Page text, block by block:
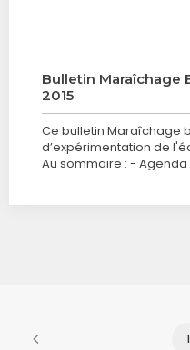
Bulletin Maraîchage
2015
Ce bulletin Maraîchage
d’expérimentation de
Au sommaire : -
1